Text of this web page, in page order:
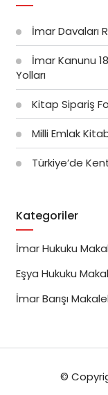
İmar Davaları
İmar Kanunu
Yolları
Kitap Sipariş
Milli Emlak
Türkiye’de
Kategoriler
İmar Hukuku
Eşya Hukuku
İmar Barışı
©